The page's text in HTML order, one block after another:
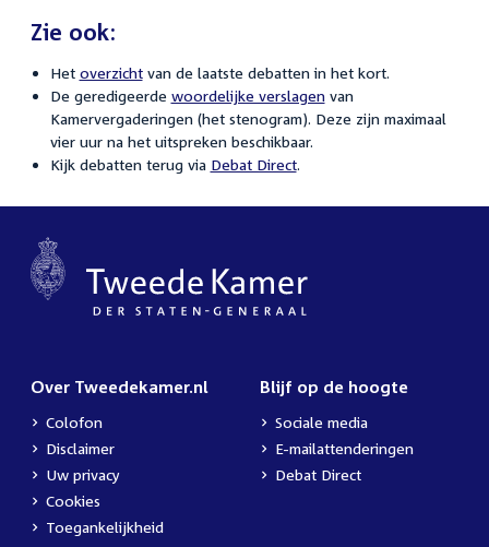
Zie ook:
Het overzichtvan de laatste debatten in het kort.
De geredigeerde woordelijke verslagenvan
Kamervergaderingen (het stenogram). Deze zijn maximaal
vier uur na het uitspreken beschikbaar.
Kijk debatten terug via Debat Direct.
Over Tweedekamer.nl
Colofon
Disclaimer
Uw privacy
Cookies
Toegankelijkheid
Blijf op de hoogte
Sociale media
E-mailattenderingen
Debat Direct